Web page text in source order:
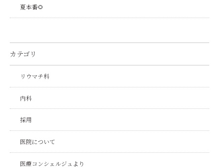
夏本番🌻
カテゴリ
リウマチ科
内科
採用
医院について
医療コンシェルジュより